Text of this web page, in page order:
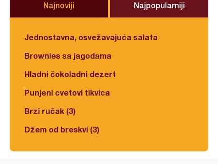
Najnoviji Najpopularniji
Jednostavna, osvežavajuća salata
Brownies sa jagodama
Hladni čokoladni dezert
Punjeni cvetovi tikvica
Brzi ručak (3)
Džem od breskvi (3)